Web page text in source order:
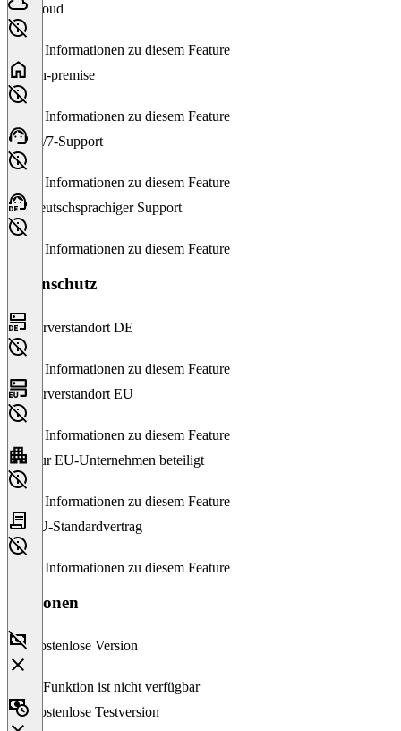
Cloud
Keine Informationen zu diesem Feature
On-premise
Keine Informationen zu diesem Feature
24/7-Support
Keine Informationen zu diesem Feature
Deutschsprachiger Support
Keine Informationen zu diesem Feature
Datenschutz
Serverstandort DE
Keine Informationen zu diesem Feature
Serverstandort EU
Keine Informationen zu diesem Feature
Nur EU-Unternehmen beteiligt
Keine Informationen zu diesem Feature
EU-Standardvertrag
Keine Informationen zu diesem Feature
Versionen
Kostenlose Version
Diese Funktion ist nicht verfügbar
Kostenlose Testversion